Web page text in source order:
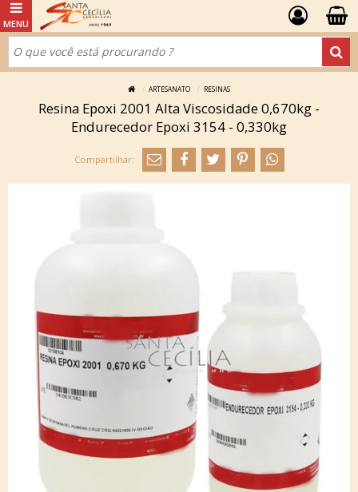
ARTESANATO RESINAS
Resina Epoxi 2001 Alta Viscosidade 0,670kg -
Endurecedor Epoxi 3154 - 0,330kg